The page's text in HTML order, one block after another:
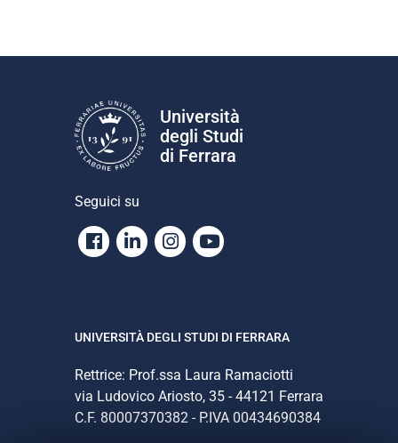
Università
degli Studi
di Ferrara
Seguici su
Facebook
LinkedinInstagram
Youtube
UNIVERSITÀ DEGLI STUDI DI FERRARA
Rettrice: Prof.ssa Laura Ramaciotti
via Ludovico Ariosto, 35 - 44121 Ferrara
C.F. 80007370382 - P.IVA 00434690384